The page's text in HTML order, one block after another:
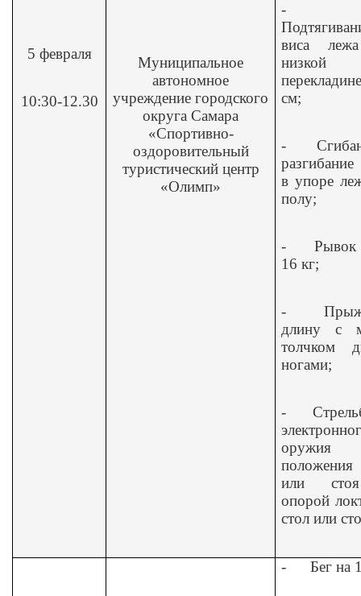
5 февраля
10:30-12.30
Муниципальное
автономное
учреждение городского
округа Самара
«Спортивно-
оздоровительный
туристический центр
«Олимп»
-
виса
низкой
см;
-
в упоре
полу;
-
Рывок
16 кг;
-
длину с
толчком
ногами;
-
положения
или
опорой
стол или
- Бег на